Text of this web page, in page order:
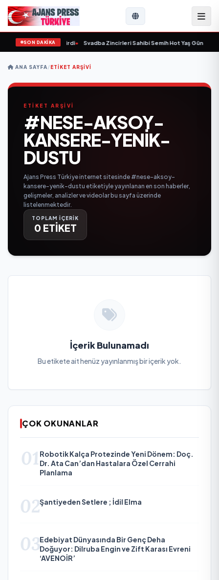
SON DAKİKA
yaşında yaşamını yitirdi• Svadba Zincirleri Sahibi Semih Hot Yaş Gününü
ANA SAYFA/ETIKET ARŞIVI
ETİKET ARŞİVİ
#NESE-AKSOY-
KANSERE-YENIK-
DUSTU
Ajans Press Türkiye internet sitesinde #nese-aksoy-
kansere-yenik-dustu etiketiyle yayınlanan en son haberler,
gelişmeler, analizler ve videolar bu sayfa üzerinde
listelenmektedir.
TOPLAM İÇERİK
0 ETİKET
İçerik Bulunamadı
Bu etikete ait henüz yayınlanmış bir içerik yok.
ÇOK OKUNANLAR
01 Robotik Kalça Protezinde Yeni Dönem: Doç.
Dr. Ata Can’dan Hastalara Özel Cerrahi
Planlama
02Şantiyeden Setlere ; İdil Elma
03Edebiyat Dünyasında Bir Genç Deha
Doğuyor: Dilruba Engin ve Zift Karası Evreni
‘AVENOİR’